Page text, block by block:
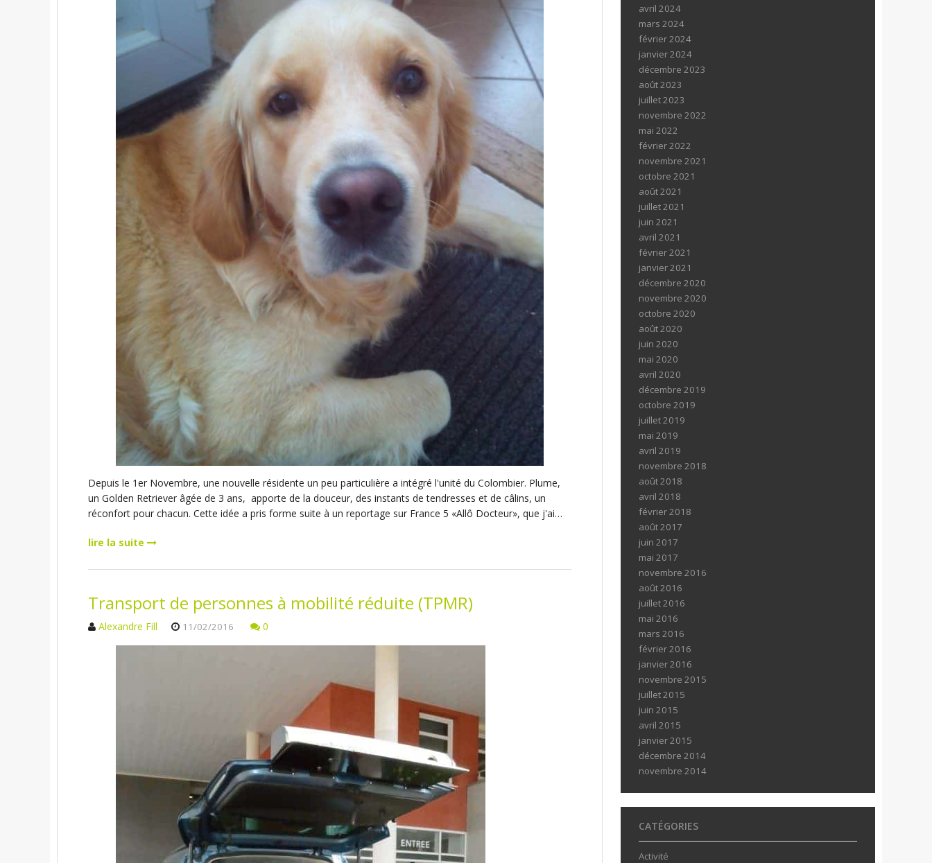
Depuis le 1er Novembre, une nouvelle résidente un peu particulière a intégré l'unité du Colombier. Plume,
un Golden Retriever âgée de 3 ans, apporte de la douceur, des instants de tendresses et de câlins, un
réconfort pour chacun. Cette idée a pris forme suite à un reportage sur France 5 «Allô Docteur», que j'ai…
lire la suite
Transport de personnes à mobilité réduite (TPMR)
Alexandre Fill 11/02/2016 0
avril 2024
mars 2024
février 2024
janvier 2024
décembre 2023
août 2023
juillet 2023
novembre 2022
mai 2022
février 2022
novembre 2021
octobre 2021
août 2021
juillet 2021
juin 2021
avril 2021
février 2021
janvier 2021
décembre 2020
novembre 2020
octobre 2020
août 2020
juin 2020
mai 2020
avril 2020
décembre 2019
octobre 2019
juillet 2019
mai 2019
avril 2019
novembre 2018
août 2018
avril 2018
février 2018
août 2017
juin 2017
mai 2017
novembre 2016
août 2016
juillet 2016
mai 2016
mars 2016
février 2016
janvier 2016
novembre 2015
juillet 2015
juin 2015
avril 2015
janvier 2015
décembre 2014
novembre 2014
CATÉGORIES
Activité